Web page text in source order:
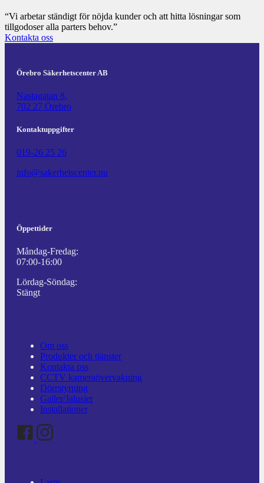
“Vi arbetar ständigt för nöjda kunder och att hitta lösningar som
tillgodoser alla parters behov.”
Kontakta oss
Örebro Säkerhetscenter AB
Nastagatan 8,
702 27 Örebro
Kontaktuppgifter
019-26 25 26
info@sakerhetscenter.nu
Öppettider
Måndag-Fredag:
07:00-16:00
Lördag-Söndag:
Stängt
Om oss
Produkter och tjänster
Kontakta oss
CCTV kameraövervakning
Dörrstyrning
Galler/Jalusier
Installationer